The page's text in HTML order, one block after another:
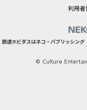
利用者
鉄道ホビダスはネコ・パブリッシン
© Culture